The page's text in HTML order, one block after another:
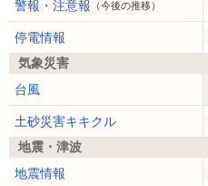
警報・注意報 （今後の推移）
停電情報
気象災害
台風
土砂災害キキクル
地震・津波
地震情報